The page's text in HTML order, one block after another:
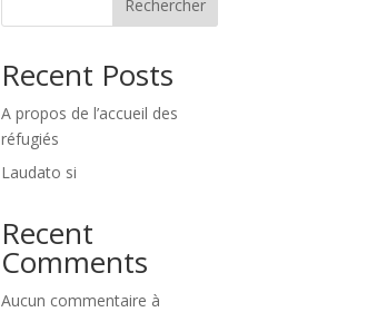
Rechercher
Recent Posts
A propos de l’accueil des
réfugiés
Laudato si
Recent
Comments
Aucun commentaire à